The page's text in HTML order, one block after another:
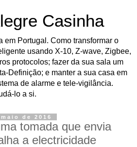
Casinha
em Portugal. Como transformar o
usando X-10, Z-wave, Zigbee,
protocolos; fazer da sua sala um
Definição; e manter a sua casa em
de alarme e tele-vigilância.
lo a si.
de 2016
tomada que envia
a electricidade